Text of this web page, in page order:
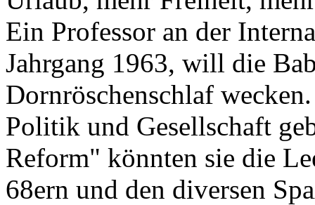
Ein Professor an der
Jahrgang 1963, will die
Dornröschenschlaf
Politik und Gesellschaft
Reform" könnten sie die
68ern und den diversen